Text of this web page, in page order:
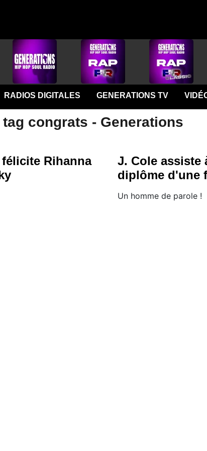
RADIOS DIGITALES GENERATIONS TV
congrats - Generations
Rihanna
J. Cole assiste
diplôme d'une
Un homme de parole !